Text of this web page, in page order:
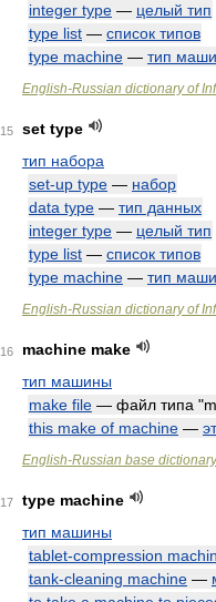
integer type — целый тип
type list — список типов
type machine — тип
English-Russian dictionary of
15
set type
тип набора
set-up type — набор
data type — тип данных
integer type — целый тип
type list — список типов
type machine — тип
English-Russian dictionary of
16
machine make
тип машины
make file — файл типа
this make of machine —
English-Russian base
17
type machine
тип машины
tablet-compression
tank-cleaning machine —